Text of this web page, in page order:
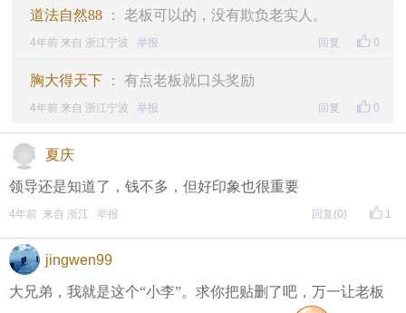
道法自然88 ： 老板可以的，没有欺负老实人。
0
4年前 来自 浙江宁波 举报 回复
胸大得天下 ： 有点老板就口头奖励
0
4年前 来自 浙江宁波 举报 回复
夏庆
领导还是知道了，钱不多，但好印象也很重要
1
4年前 来自 浙江 举报 回复 (0)
jingwen99
大兄弟，我就是这个“小李”。求你把贴删了吧，万一让老板